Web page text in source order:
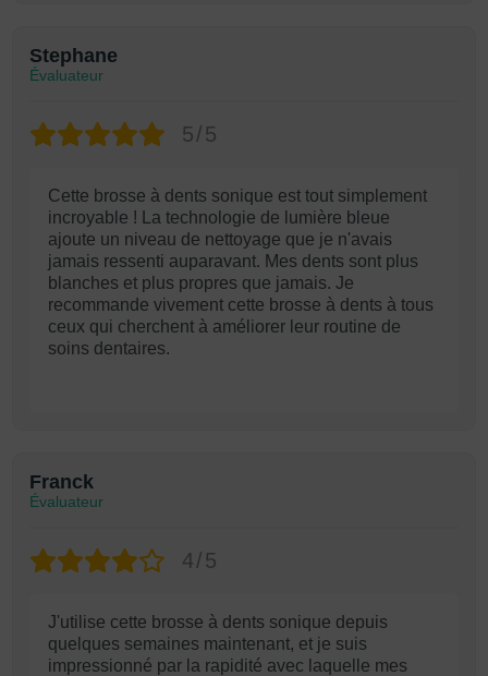
Stephane
Évaluateur
5/5
Cette brosse à dents sonique est tout simplement
incroyable ! La technologie de lumière bleue
ajoute un niveau de nettoyage que je n'avais
jamais ressenti auparavant. Mes dents sont plus
blanches et plus propres que jamais. Je
recommande vivement cette brosse à dents à tous
ceux qui cherchent à améliorer leur routine de
soins dentaires.
Franck
Évaluateur
4/5
J'utilise cette brosse à dents sonique depuis
quelques semaines maintenant, et je suis
impressionné par la rapidité avec laquelle mes